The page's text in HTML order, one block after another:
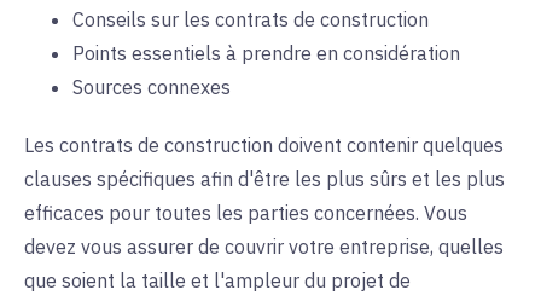
Conseils sur les contrats de construction
Points essentiels à prendre en considération
Sources connexes
Les contrats de construction doivent contenir quelques
clauses spécifiques afin d'être les plus sûrs et les plus
efficaces pour toutes les parties concernées. Vous
devez vous assurer de couvrir votre entreprise, quelles
que soient la taille et l'ampleur du projet de